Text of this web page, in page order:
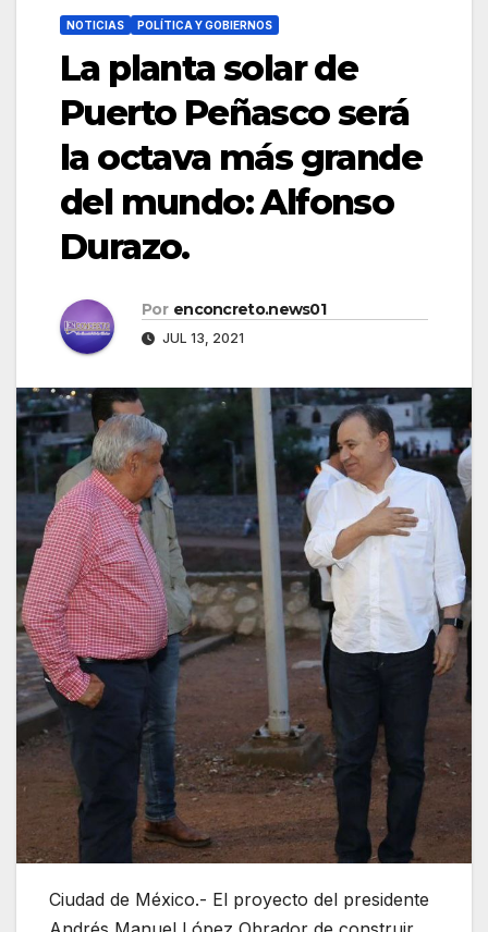
NOTICIAS POLÍTICA Y GOBIERNOS
La planta solar de
Puerto Peñasco será
la octava más grande
del mundo: Alfonso
Durazo.
Por enconcreto.news01
JUL 13, 2021
Ciudad de México.- El proyecto del presidente